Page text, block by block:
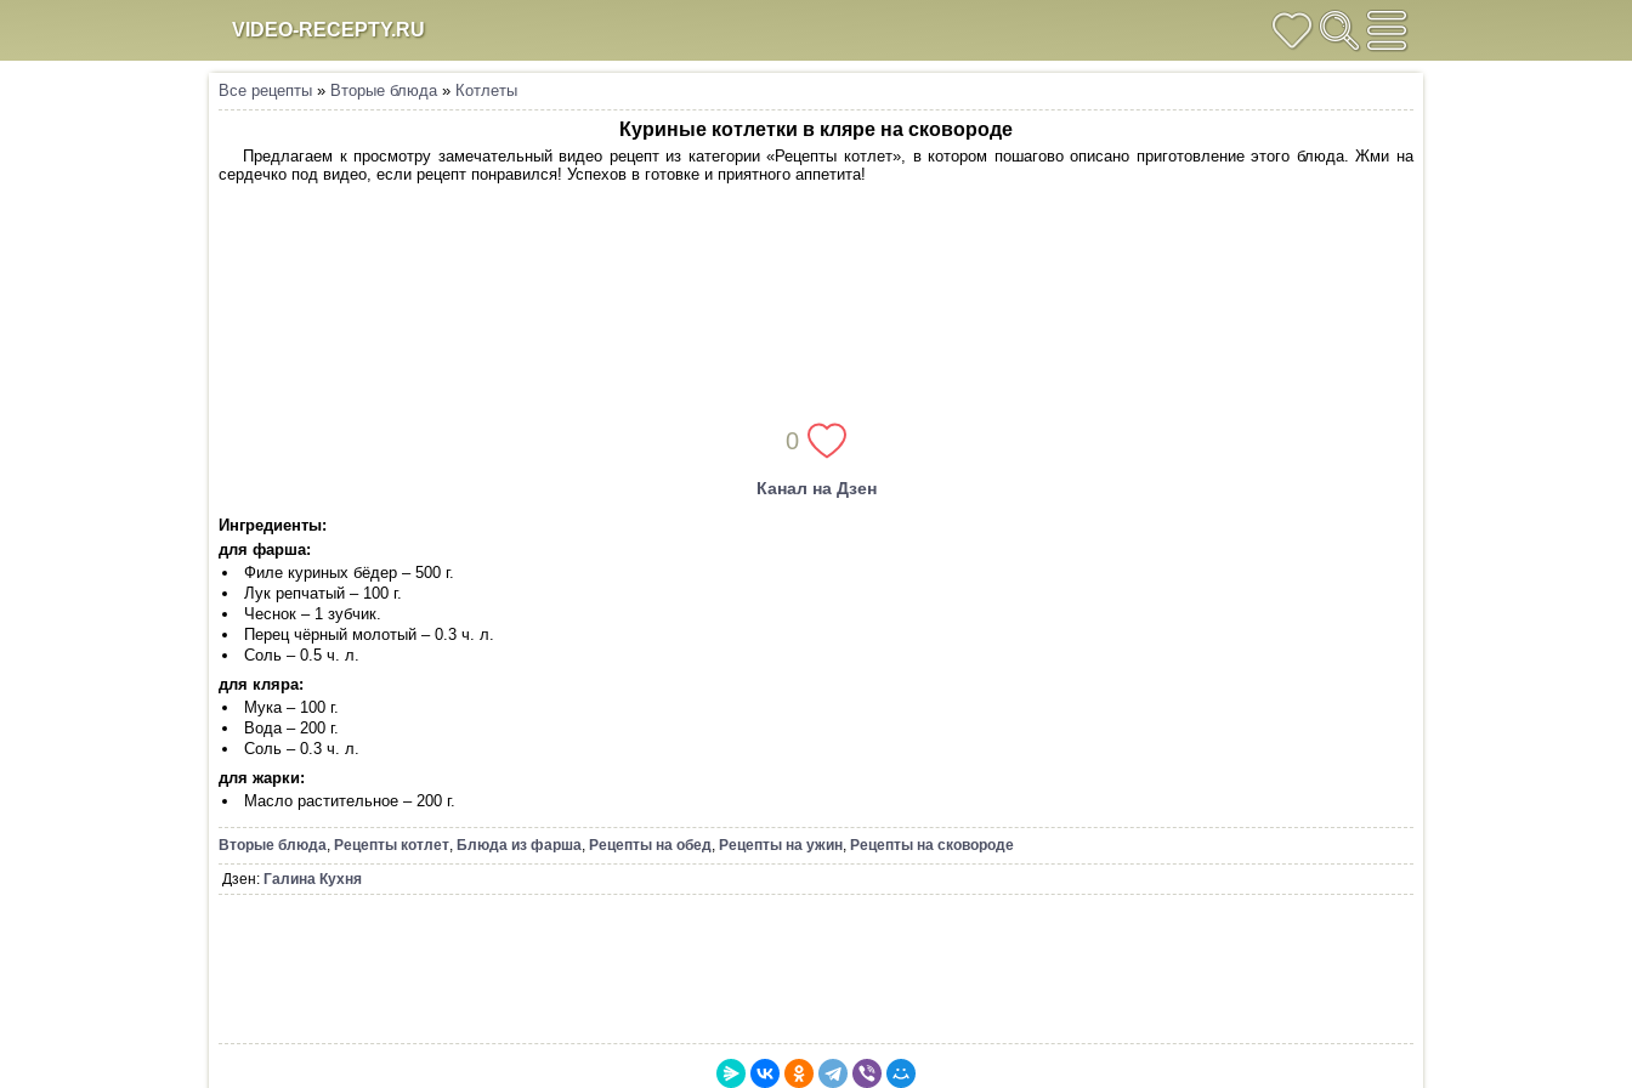
VIDEO-RECEPTY.RU
Все рецепты » Вторые блюда» Котлеты
Куриные котлетки в кляре на сковороде
Предлагаем к просмотру замечательный видео рецепт из категории «Рецепты котлет», в котором пошагово описано приготовление этого блюда. Жми на
сердечко под видео, если рецепт понравился! Успехов в готовке и приятного аппетита!
0
Канал на Дзен
Ингредиенты:
для фарша:
Филе куриных бёдер – 500 г.
Лук репчатый – 100 г.
Чеснок – 1 зубчик.
Перец чёрный молотый – 0.3 ч. л.
Соль – 0.5 ч. л.
для кляра:
Мука – 100 г.
Вода – 200 г.
Соль – 0.3 ч. л.
для жарки:
Масло растительное – 200 г.
Вторые блюда, Рецепты котлет, Блюда из фарша, Рецепты на обед, Рецепты на ужин, Рецепты на сковороде
Дзен: Галина Кухня